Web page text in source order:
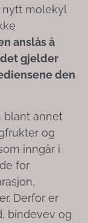
nytt molekyl
anslås å
gjelder
den
blant annet
og
inngår i
for
Derfor er
bindevev og